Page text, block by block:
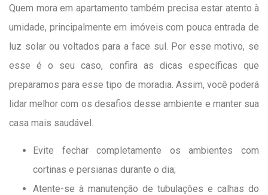
Quem mora em apartamento também precisa estar atento à
umidade, principalmente em imóveis com pouca entrada de
luz solar ou voltados para a face sul. Por esse motivo, se
esse é o seu caso, confira as dicas específicas que
preparamos para esse tipo de moradia. Assim, você poderá
lidar melhor com os desafios desse ambiente e manter sua
casa mais saudável.
Evite fechar completamente os ambientes com
cortinas e persianas durante o dia;
Atente-se à manutenção de tubulações e calhas do